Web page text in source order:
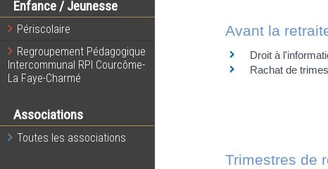
Enfance / Jeunesse
Périscolaire
Regroupement Pédagogique
Intercommunal RPI Courcôme-
La Faye-Charmé
Associations
Toutes les associations
Avant la
Droit à
Rachat de
Trimestres de